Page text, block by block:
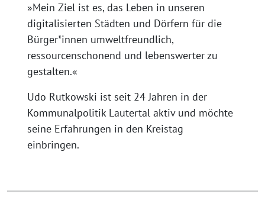
»Mein Ziel ist es, das Leben in unseren
digitalisierten Städten und Dörfern für die
Bürger*innen umweltfreundlich,
ressourcenschonend und lebenswerter zu
gestalten.«
Udo Rutkowski ist seit 24 Jahren in der
Kommunalpolitik Lautertal aktiv und möchte
seine Erfahrungen in den Kreistag
einbringen.